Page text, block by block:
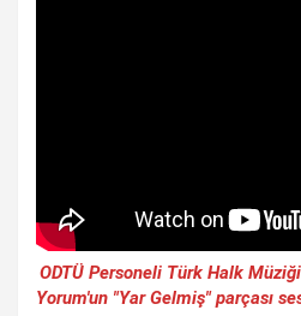
ODTÜ Personeli Türk Halk
Yorum'un "Yar Gelmiş" parçası